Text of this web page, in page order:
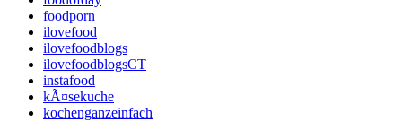
foodporn
ilovefood
ilovefoodblogs
ilovefoodblogsCT
instafood
kÃ¤sekuche
kochenganzeinfach